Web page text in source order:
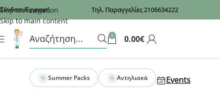
Recaptcha
Skip to navigation
Skip to main content
Σύνδεση/Εγγραφή Τηλ. Παραγγελίες2106634222
0 0.00€
Summer Packs Αντηλιακά Events